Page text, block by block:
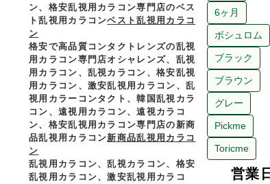
ン、格安乱視用カラコン専門店のベス
ト乱視用カラコンベスト乱視用カラコ
ン
格安で高品質コンタクトレンズの乱視
用カラコン専門店オシャレンズ、乱視
用カラコン、乱視カラコン、格安乱視
用カラコン、激安乱視用カラコン、乱
視用カラーコンタクト、韓国乱視カラ
コン、遠視用カラコン、遠視カラコ
ン、格安乱視用カラコン専門店の新商
品乱視用カラコン新商品乱視用カラコ
ン
乱視用カラコン、乱視カラコン、格安
乱視用カラコン、激安乱視用カラコ
営業日